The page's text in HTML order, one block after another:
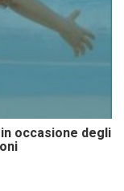
occasione degli